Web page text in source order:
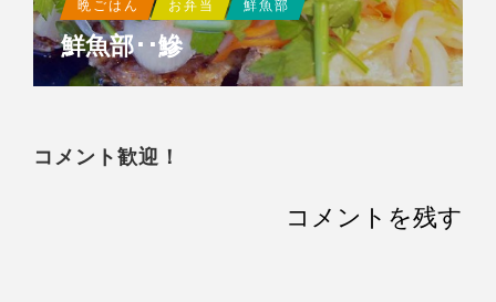
晩ごはん お弁当 鮮魚部
鮮魚部･･鰺
コメント歓迎！
コメントを残す